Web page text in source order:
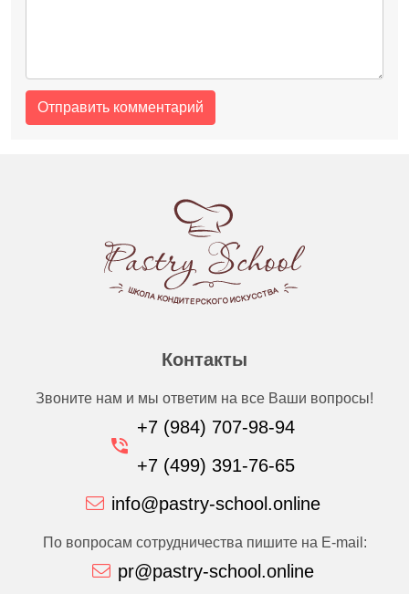
Контакты
Звоните нам и мы ответим на все Ваши вопросы!
+7 (984) 707-98-94
+7 (499) 391-76-65
info@pastry-school.online
По вопросам сотрудничества пишите на E-mail:
pr@pastry-school.online